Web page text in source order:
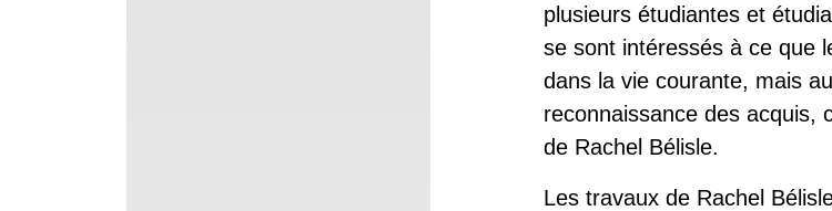
plusieurs étudiantes et
se sont intéressés à ce que
dans la vie courante, mais
reconnaissance des acquis,
de Rachel Bélisle.
Les travaux de Rachel